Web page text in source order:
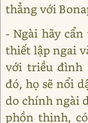
thẳng với
- Ngài hãy
thiết lập ngai
với triều đình
đó, họ sẽ nổi
do chính ngài
phồn thịnh,